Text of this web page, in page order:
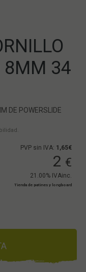
8MM 34
DE POWERSLIDE
PVP sin IVA: 1,65€
2 €
21.00% IVAinc.
Tienda de patines y longboard